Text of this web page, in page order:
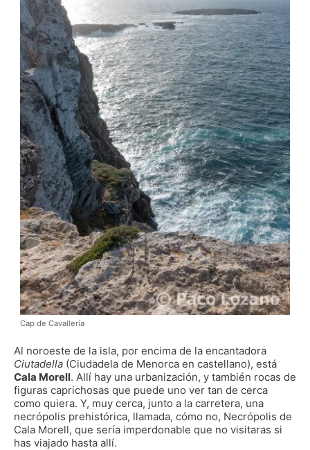
Cap de Cavallería
Al noroeste de la isla, por encima de la encantadora
Ciutadella (Ciudadela de Menorca en castellano), está
Cala Morell. Allí hay una urbanización, y también rocas de
figuras caprichosas que puede uno ver tan de cerca
como quiera. Y, muy cerca, junto a la carretera, una
necrópolis prehistórica, llamada, cómo no, Necrópolis de
Cala Morell, que sería imperdonable que no visitaras si
has viajado hasta allí.